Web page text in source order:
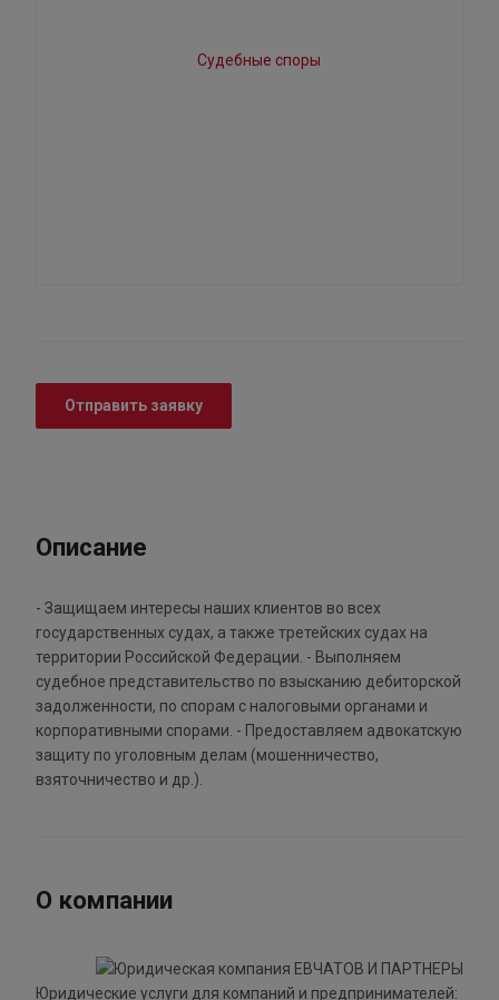
Отправить заявку
Описание
- Защищаем интересы наших клиентов во всех
государственных судах, а также третейских судах на
территории Российской Федерации. - Выполняем
судебное представительство по взысканию дебиторской
задолженности, по спорам с налоговыми органами и
корпоративными спорами. - Предоставляем адвокатскую
защиту по уголовным делам (мошенничество,
взяточничество и др.).
О компании
Юридические услуги для компаний и предпринимателей: